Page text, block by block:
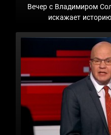
Вечер с Владимиром
искажает